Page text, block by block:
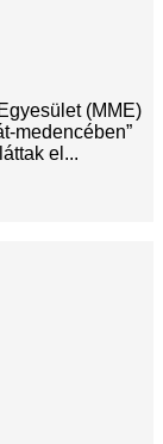
(MME)
medencében”
el...